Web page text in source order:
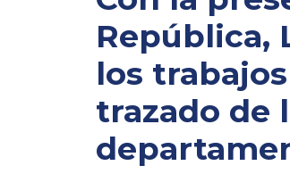
República,
los
trazado de